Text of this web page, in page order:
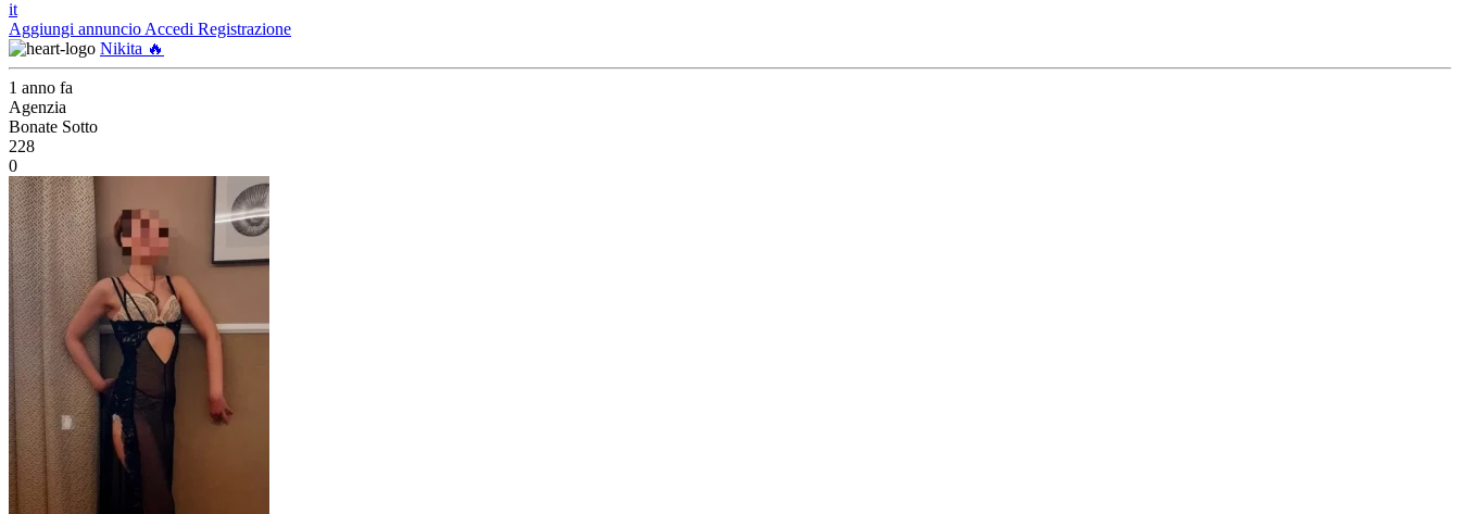
it
Aggiungi annuncio Accedi Registrazione
Nikita 🔥
1 anno fa
Agenzia
Bonate Sotto
228
0